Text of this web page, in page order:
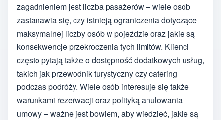
zagadnieniem jest liczba pasażerów – wiele osób
zastanawia się, czy istnieją ograniczenia dotyczące
maksymalnej liczby osób w pojeździe oraz jakie są
konsekwencje przekroczenia tych limitów. Klienci
często pytają także o dostępność dodatkowych usług,
takich jak przewodnik turystyczny czy catering
podczas podróży. Wiele osób interesuje się także
warunkami rezerwacji oraz polityką anulowania
umowy – ważne jest bowiem, aby wiedzieć, jakie są